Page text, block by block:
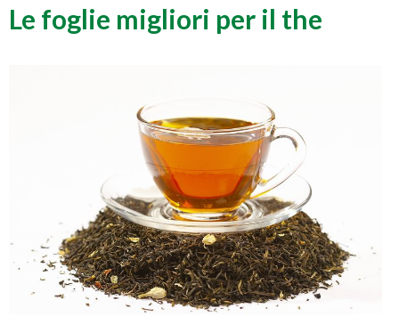
Le foglie migliori per il the